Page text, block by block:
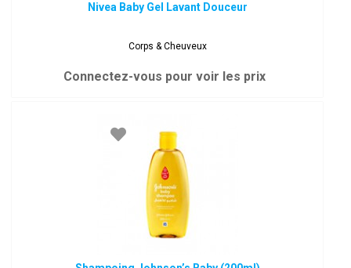
Nivea Baby Gel Lavant Douceur
Corps & Cheuveux
Connectez-vous pour voir les prix